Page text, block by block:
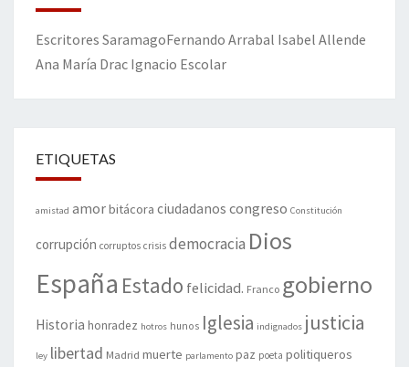
Escritores SaramagoFernando Arrabal Isabel Allende
Ana María Drac Ignacio Escolar
ETIQUETAS
amistad amorbitácora ciudadanos congreso Constitución
corrupción corruptos crisis democracia Dios
España Estado felicidad. Franco gobierno
Historia honradez hotros hunos Iglesia indignados justicia
ley libertad Madrid muerte parlamento paz poeta politiqueros